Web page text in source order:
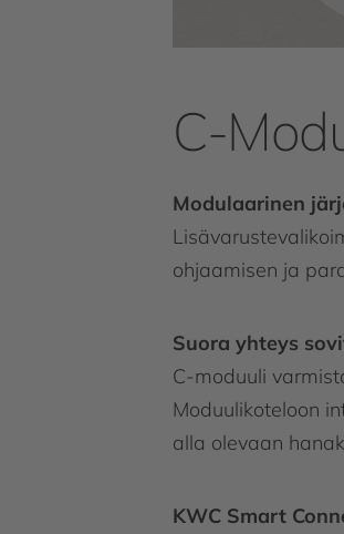
C-
Modulaarinen
ohjaamisen ja
Suora yhteys
C-moduuli
Moduulikoteloon
alla olevaan
KWC Smart